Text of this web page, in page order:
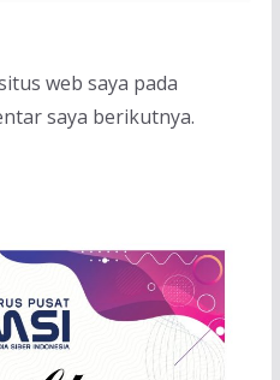
web saya pada
saya berikutnya.